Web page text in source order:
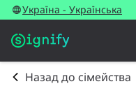
Україна - Українська
Назад до сімейства